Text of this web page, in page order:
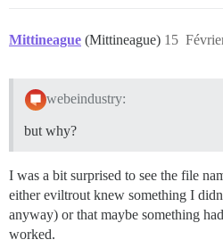
Mittineague (Mittineague) 15
webeindustry:
but why?
I was a bit surprised to see the file
either eviltrout knew something I
anyway) or that maybe something
worked.